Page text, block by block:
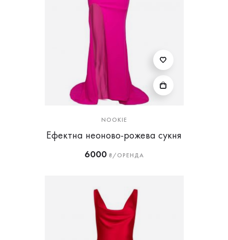
NOOKIE
Ефектна неоново-рожева сукня
6000₴/ОРЕНДА